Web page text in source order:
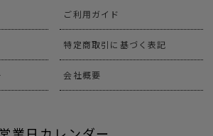
ご利用ガイド
特定商取引に基づく表記
会社概要